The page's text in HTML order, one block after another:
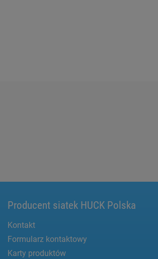
Producent siatek HUCK Polska
Kontakt
Formularz kontaktowy
Karty produktów